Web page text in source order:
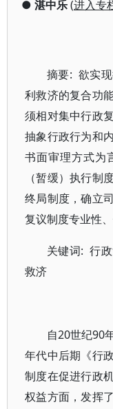
● 湛中乐(进入专
摘要: 欲实
利救济的复合功
须相对集中行政
抽象行政行为和
书面审理方式为
（暂缓）执行制
终局制度，确立
复议制度专业性
关键词: 行
救济
自20世纪90
年代中后期《行
制度在促进行政
权益方面，发挥